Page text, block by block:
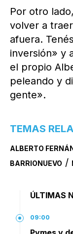
Por otro
volver a
afuera.
inversión» y
el propio
peleando y
gente».
TEMAS
ALBERTO
BARRIONUEVO /
ÚLTIMAS
09:00